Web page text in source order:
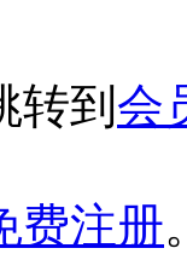
转到 会
费注册